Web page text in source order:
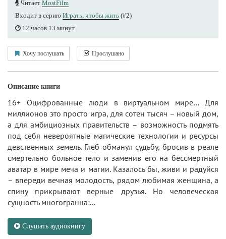
Читает MostFilm
Входит в серию Играть, чтобы жить (#2)
12 часов 13 минут
Хочу послушать Прослушано
Описание книги
16+ Оцифрованные люди в виртуальном мире… Для
миллионов это просто игра, для сотен тысяч – новый дом,
а для амбициозных правительств – возможность подмять
под себя невероятные магические технологии и ресурсы
девственных земель. Глеб обманул судьбу, бросив в реале
смертельно больное тело и заменив его на бессмертный
аватар в мире меча и магии. Казалось бы, живи и радуйся
– впереди вечная молодость, рядом любимая женщина, а
спину прикрывают верные друзья. Но человеческая
сущность многогранна:...
Слушать аудиокнигу